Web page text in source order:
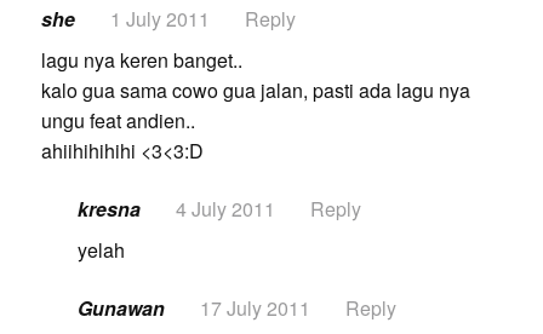
she 1 July 2011
Reply
lagu nya keren banget..
kalo gua sama cowo gua jalan, pasti ada lagu nya
ungu feat andien..
ahiihihihihi <3<3:D
kresna 4 July 2011
Reply
yelah
Gunawan 17 July 2011
Reply